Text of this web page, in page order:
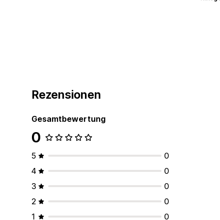
Rezensionen
Gesamtbewertung
0
5
0
4
0
3
0
2
0
1
0